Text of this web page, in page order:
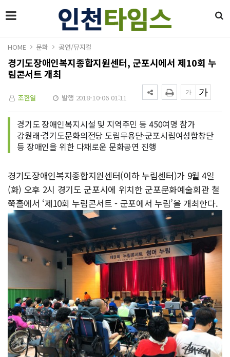
HOME 문화 공연/뮤지컬
경기도장애인복지종합지원센터, 군포시에서 제10회 누
림콘서트 개최
조한열 발행 2018-10-06 01:11
경기도 장애인복지시설 및 지역주민 등 450여명 참가
강원래·경기도문화의전당 도립무용단·군포시립여성합창단
등 장애인을 위한 다채로운 문화공연 진행
경기도장애인복지종합지원센터(이하 누림센터)가 9월 4일
(화) 오후 2시 경기도 군포시에 위치한 군포문화예술회관 철
쭉홀에서 ‘제10회 누림콘서트 - 군포에서 누림’을 개최한다.